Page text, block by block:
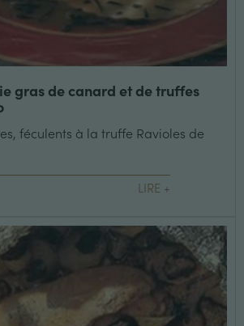
gras de canard et de truffes
féculents à la truffe Ravioles de
LIRE +